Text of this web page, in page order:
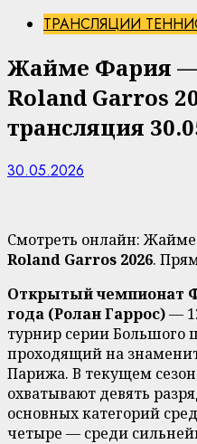
ТРАНСЛЯЦИИ
Жайме Фария
Roland Garros
трансляция
30.05.2026
Смотреть онлайн:
Roland Garros 2026.
Открытый чемпионат
года (Ролан Гаррос)—
турнир серии Большого
проходящий на
Парижа. В текущем
охватывают девять
основных категорий
четыре — среди